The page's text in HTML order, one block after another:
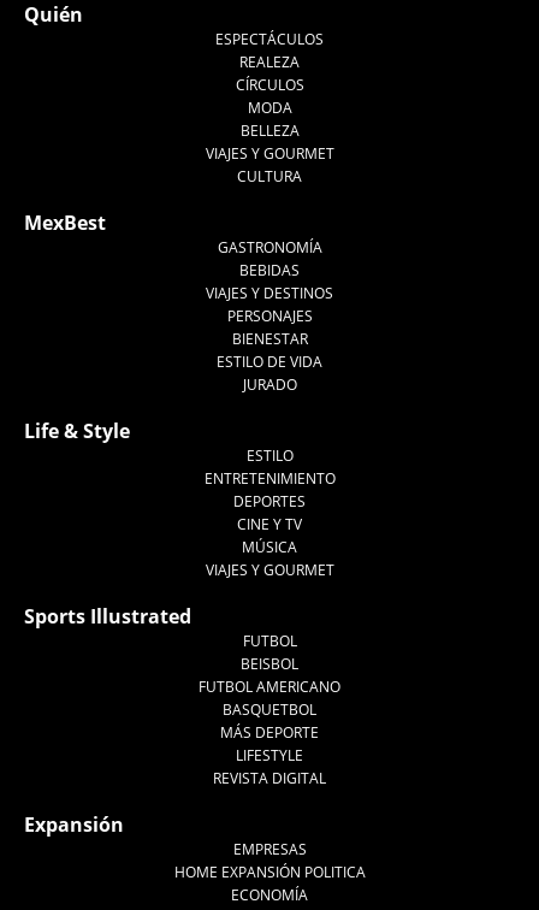
Quién
ESPECTÁCULOS
REALEZA
CÍRCULOS
MODA
BELLEZA
VIAJES Y GOURMET
CULTURA
MexBest
GASTRONOMÍA
BEBIDAS
VIAJES Y DESTINOS
PERSONAJES
BIENESTAR
ESTILO DE VIDA
JURADO
Life & Style
ESTILO
ENTRETENIMIENTO
DEPORTES
CINE Y TV
MÚSICA
VIAJES Y GOURMET
Sports Illustrated
FUTBOL
BEISBOL
FUTBOL AMERICANO
BASQUETBOL
MÁS DEPORTE
LIFESTYLE
REVISTA DIGITAL
Expansión
EMPRESAS
HOME EXPANSIÓN POLITICA
ECONOMÍA